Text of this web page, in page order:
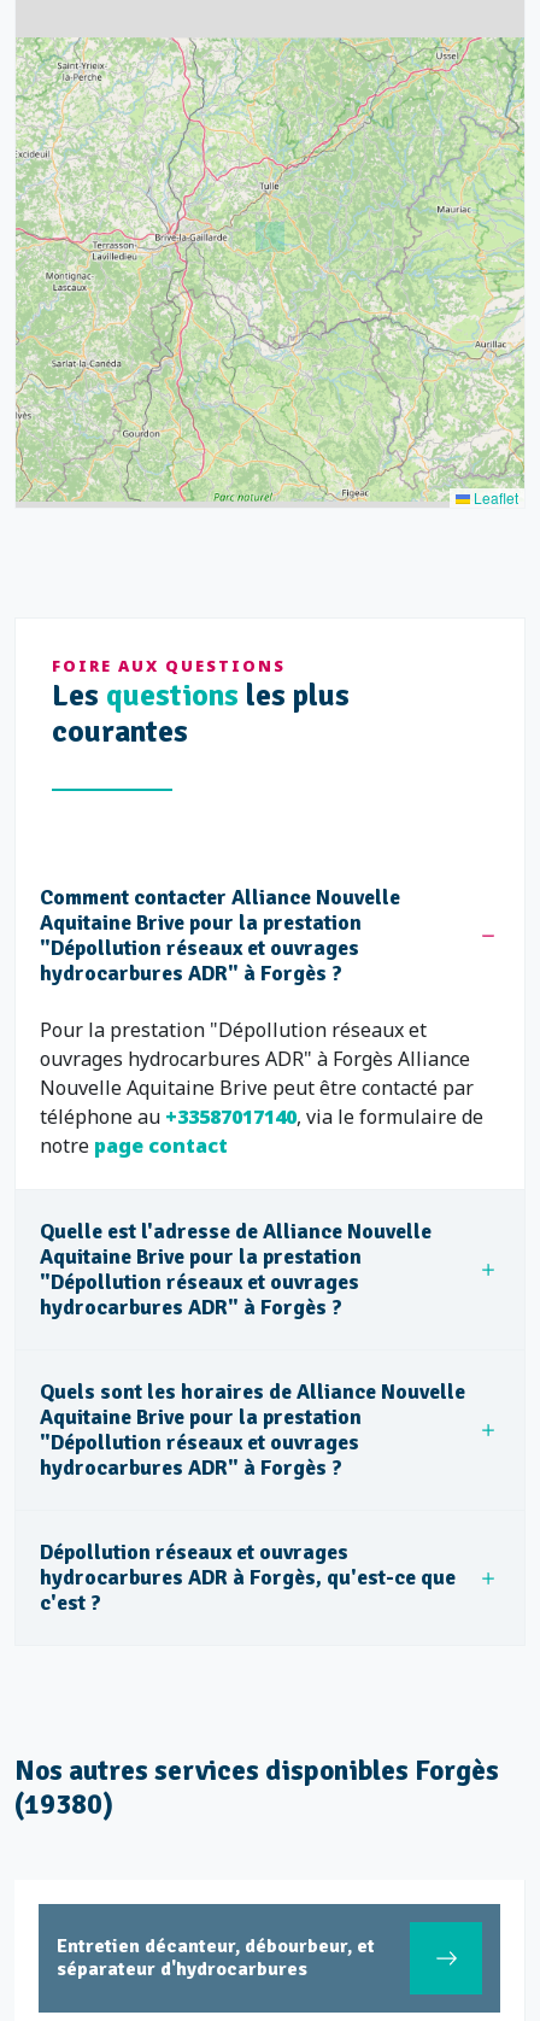
4
15
21
14
32
39
52 68
43
Leaflet
FOIRE AUX QUESTIONS
Les questions les plus
courantes
Comment contacter Alliance Nouvelle
Aquitaine Brive pour la prestation
"Dépollution réseaux et ouvrages
hydrocarbures ADR" à Forgès ?
Pour la prestation "Dépollution réseaux et
ouvrages hydrocarbures ADR" à Forgès Alliance
Nouvelle Aquitaine Brive peut être contacté par
téléphone au +33587017140, via le formulaire de
notre page contact
Quelle est l'adresse de Alliance Nouvelle
Aquitaine Brive pour la prestation
"Dépollution réseaux et ouvrages
hydrocarbures ADR" à Forgès ?
Quels sont les horaires de Alliance Nouvelle
Aquitaine Brive pour la prestation
"Dépollution réseaux et ouvrages
hydrocarbures ADR" à Forgès ?
Dépollution réseaux et ouvrages
hydrocarbures ADR à Forgès, qu'est-ce que
c'est ?
Nos autres services disponibles Forgès
(19380)
Entretien décanteur, débourbeur, et
séparateur d'hydrocarbures